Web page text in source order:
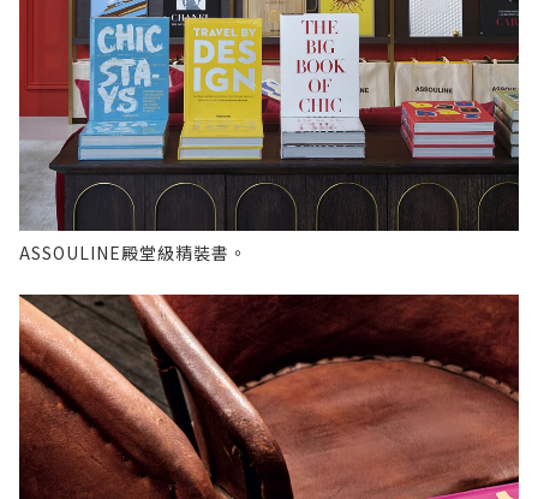
ASSOULINE殿堂級精裝書。